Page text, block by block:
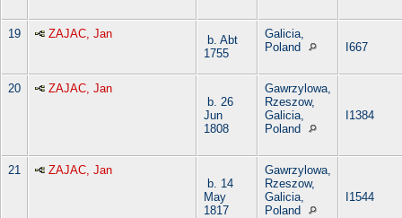
19 ZAJAC, Jan
b. Abt
1755
Galicia,
Poland
I667
20
ZAJAC, Jan
b. 26
Jun
1808
Gawrzylowa,
Rzeszow,
Galicia,
Poland
I1384
21
ZAJAC, Jan
b. 14
May
1817
Gawrzylowa,
Rzeszow,
Galicia,
Poland
I1544